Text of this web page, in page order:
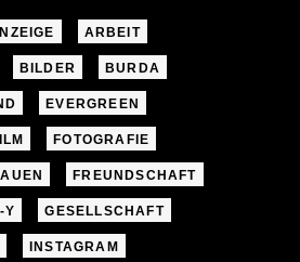
ARBEIT
BILDER BURDA
EVERGREEN
FOTOGRAFIE
FREUNDSCHAFT
Y GESELLSCHAFT
INSTAGRAM